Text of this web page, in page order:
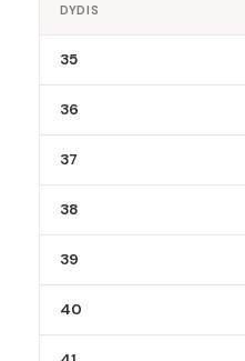
DYDIS
35
36
37
38
39
40